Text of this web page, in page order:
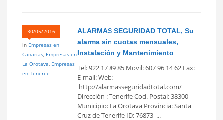
30/05/2016
in Empresas en
Canarias, Empresas en
La Orotava, Empresas
en Tenerife
ALARMAS SEGURIDAD TOTAL, Su
alarma sin cuotas mensuales,
Instalación y Mantenimiento
Tel: 922 17 89 85 Movil: 607 96 14 62 Fax:
E-mail: Web:
http://alarmasseguridadtotal.com/
Dirección : Tenerife Cod. Postal: 38300
Municipio: La Orotava Provincia: Santa
Cruz de Tenerife ID: 76873 ...